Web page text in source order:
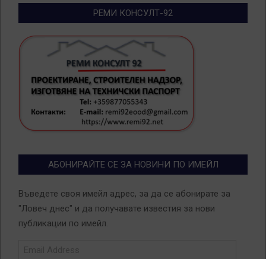
РЕМИ КОНСУЛТ-92
АБОНИРАЙТЕ СЕ ЗА НОВИНИ ПО ИМЕЙЛ
Въведете своя имейл адрес, за да се абонирате за
"Ловеч днес" и да получавате известия за нови
публикации по имейл.